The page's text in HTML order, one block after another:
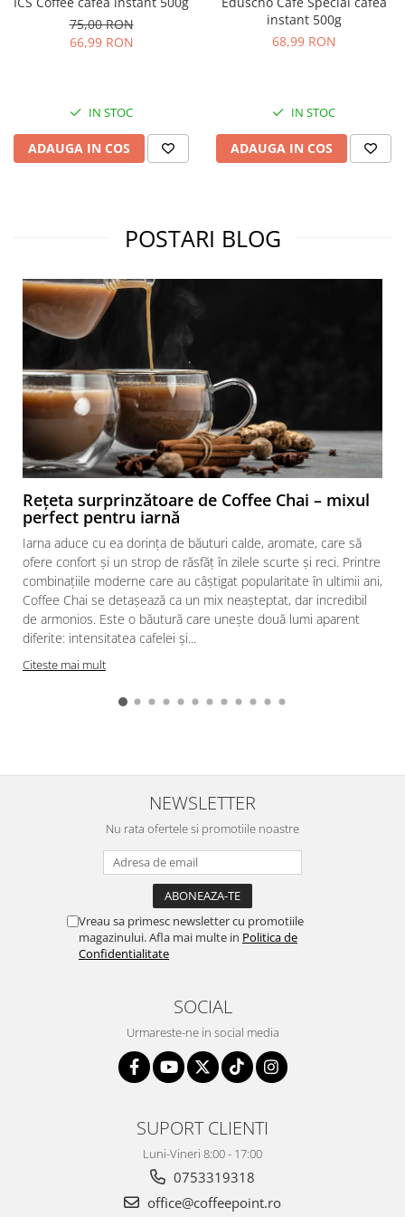
75,00 RON
66,99 RON
IN STOC
ADAUGA IN COS
instant 500g
68,99 RON
IN STOC
ADAUGA IN COS
POSTARI BLOG
Rețeta surprinzătoare de Coffee Chai – mixul
perfect pentru iarnă
Iarna aduce cu ea dorința de băuturi calde, aromate, care să
ofere confort și un strop de răsfăț în zilele scurte și reci. Printre
combinațiile moderne care au câștigat popularitate în ultimii ani,
Coffee Chai se detașează ca un mix neașteptat, dar incredibil
de armonios. Este o băutură care unește două lumi aparent
diferite: intensitatea cafelei și...
Citeste mai mult
NEWSLETTER
Nu rata ofertele si promotiile noastre
Vreau sa primesc newsletter cu promotiile
magazinului. Afla mai multe in Politica de
Confidentialitate
SOCIAL
Urmareste-ne in social media
SUPORT CLIENTI
Luni-Vineri 8:00 - 17:00
0753319318
office@coffeepoint.ro